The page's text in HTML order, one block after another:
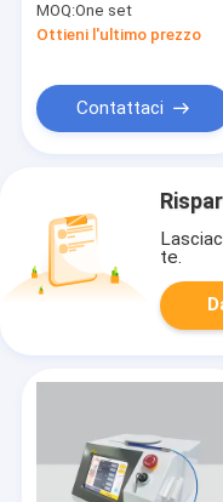
raffreddamento e
raffreddamento
MOQ:One set
Ottieni l'ultimo prezzo
Contattaci
te.